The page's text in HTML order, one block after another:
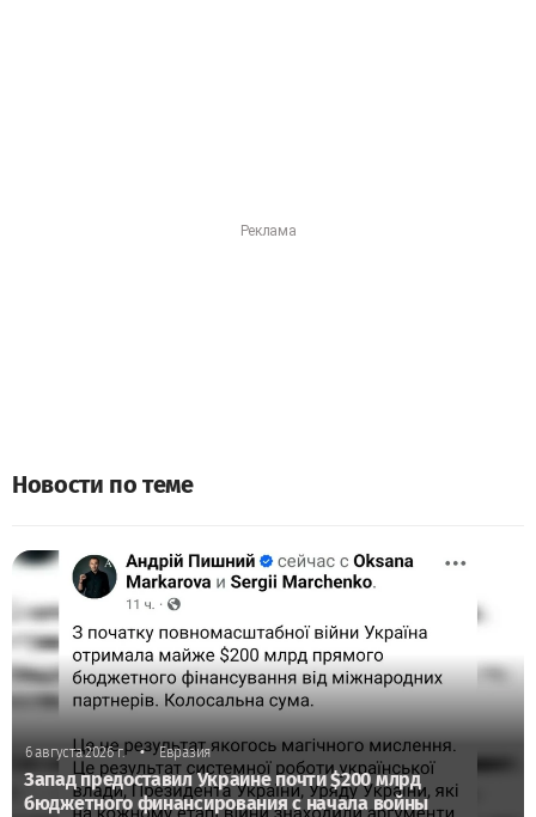
Новости по теме
6 августа 2026 г. • Евразия
Запад предоставил Украине почти $200 млрд
бюджетного финансирования с начала войны